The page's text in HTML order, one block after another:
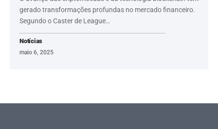
gerado transformações profundas no mercado financeiro.
Segundo o Caster de League…
Notícias
maio 6, 2025